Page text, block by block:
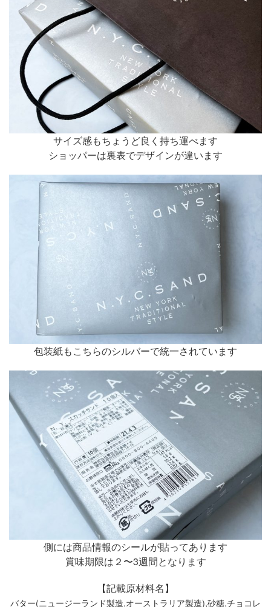
サイズ感もちょうど良く持ち運べます
ショッパーは裏表でデザインが違います
包装紙もこちらのシルバーで統一されています
側には商品情報のシールが貼ってあります
賞味期限は２〜3週間となります
【記載原材料名】
バター(ニュージーランド製造,オーストラリア製造),砂糖,チョコレ